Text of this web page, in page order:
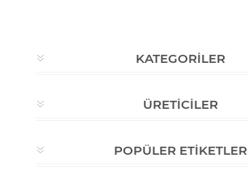
KATEGORILER
ÜRETICILER
POPÜLER ETIKETLER